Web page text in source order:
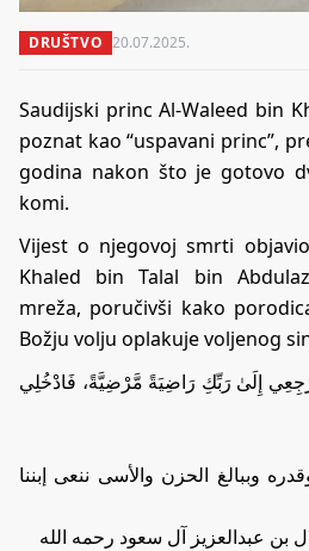
DRUŠTVO 20.07.2025.
Saudijski princ Al-Waleed bin
poznat kao “uspavani princ”,
godina nakon što je gotovo
komi.
Vijest o njegovoj smrti
Khaled bin Talal bin
mreža, poručivši kako
Božju volju oplakuje voljenog
ارْجِعِي إِلَىٰ رَبِّكِ رَاضِيَةً مَّرْضِيَّةً، فَادْخُلِي
وببالغ الحزن والأسى ننعى إبننا
بن عبدالعزيز آل سعود رحمه الله